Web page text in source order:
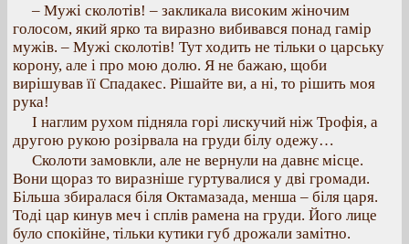
– Мужі сколотів! – закликала високим жіночим
голосом, який ярко та виразно вибивався понад гамір
мужів. – Мужі сколотів! Тут ходить не тільки о царську
корону, але і про мою долю. Я не бажаю, щоби
вирішував її Спадакес. Рішайте ви, а ні, то рішить моя
рука!
І наглим рухом підняла горі лискучий ніж Трофія, а
другою рукою розірвала на груди білу одежу…
Сколоти замовкли, але не вернули на давнє місце.
Вони щораз то виразніше гуртувалися у дві громади.
Більша збиралася біля Октамазада, менша – біля царя.
Тоді цар кинув меч і сплів рамена на груди. Його лице
було спокійне, тільки кутики губ дрожали замітно.